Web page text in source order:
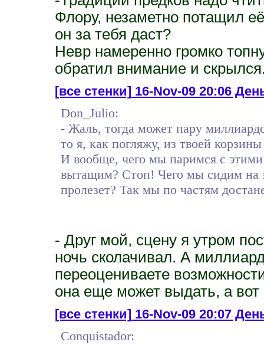
Флору, незаметно потащил
он за тебя даст?
Невр намеренно громко
обратил внимание и
[все стенки]16-Nov-09 20:06
Don_Julio:
- Жаль, тогда может пару
то я, как погляжу, из твоей
И вообще, чего мы паримся с
вытащим? Стоп! Чего мы сидим на
пролезет? Так мы по частям
- Друг мой, сцену я утром
ночь сколачивал. А
переоцениваете
она еще может выдать, а
[все стенки]16-Nov-09 20:07
Conquistador: